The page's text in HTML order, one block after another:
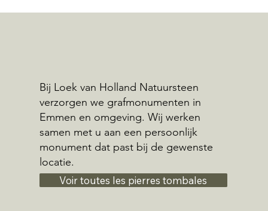
Bij Loek van Holland Natuursteen
verzorgen we grafmonumenten in
Emmen en omgeving. Wij werken
samen met u aan een persoonlijk
monument dat past bij de gewenste
locatie.
Voir toutes les pierres tombales